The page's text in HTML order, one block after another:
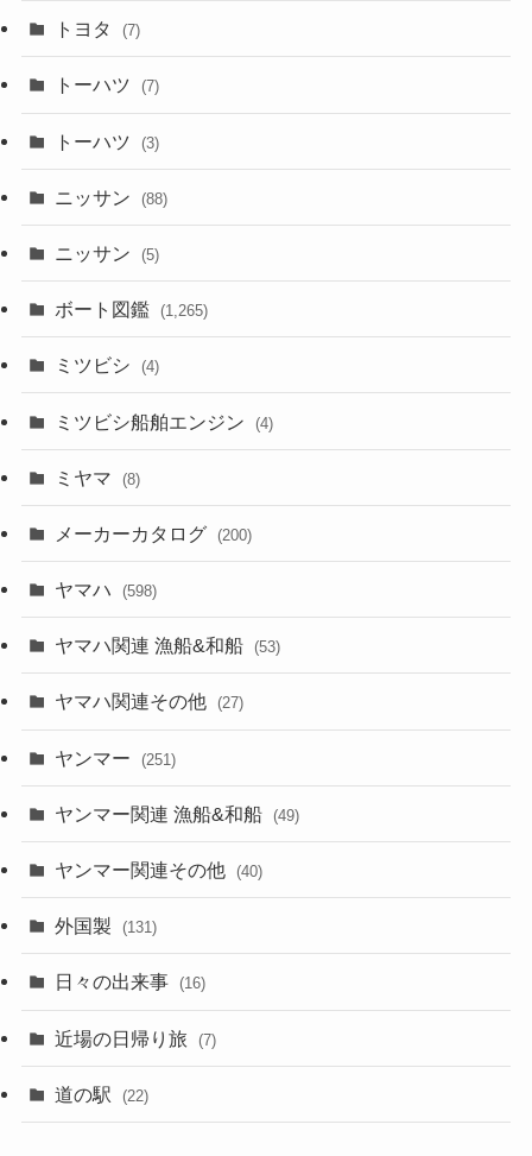
トヨタ (7)
トーハツ (7)
トーハツ (3)
ニッサン (88)
ニッサン (5)
ボート図鑑 (1,265)
ミツビシ (4)
ミツビシ船舶エンジン (4)
ミヤマ (8)
メーカーカタログ (200)
ヤマハ (598)
ヤマハ関連 漁船&和船 (53)
ヤマハ関連その他 (27)
ヤンマー (251)
ヤンマー関連 漁船&和船 (49)
ヤンマー関連その他 (40)
外国製 (131)
日々の出来事 (16)
近場の日帰り旅 (7)
道の駅 (22)